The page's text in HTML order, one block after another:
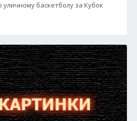
баскетболу за Кубок